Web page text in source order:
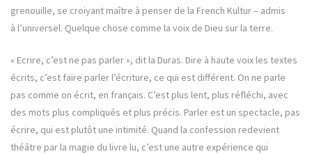
grenouille, se croiyant maître à penser de la French Kultur – admis
à l’universel. Quelque chose comme la voix de Dieu sur la terre.
« Ecrire, c’est ne pas parler », dit la Duras. Dire à haute voix les textes
écrits, c’est faire parler l’écriture, ce qui est différent. On ne parle
pas comme on écrit, en français. C’est plus lent, plus réfléchi, avec
des mots plus compliqués et plus précis. Parler est un spectacle, pas
écrire, qui est plutôt une intimité. Quand la confession redevient
théâtre par la magie du livre lu, c’est une autre expérience qui